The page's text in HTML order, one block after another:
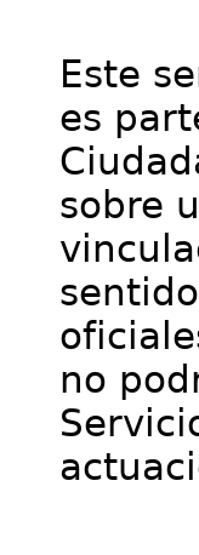
Este
es
sobre
no